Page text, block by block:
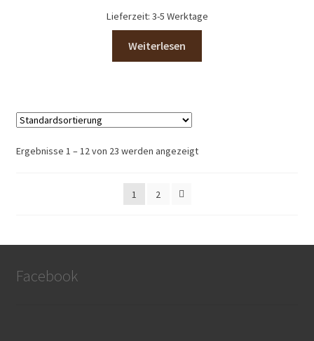
Lieferzeit: 3-5 Werktage
Weiterlesen
Ergebnisse 1 – 12 von 23 werden angezeigt
1 2
Facebook